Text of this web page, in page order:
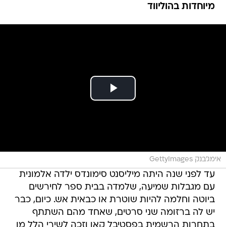
מיוחדות בהוליווד
אימג'בנק GettyImages
עד לפני שנה היתה מיליסנט סימונדס ילדה אלמונית
עם מגבלות שמיעה, שלמדה בבית ספר לחירשים
ביוטה וחלמה להיות שוטרת או כבאית אש. כיום, כבר
יש לה ברזומה שני סרטים, שאחד מהם השתתף